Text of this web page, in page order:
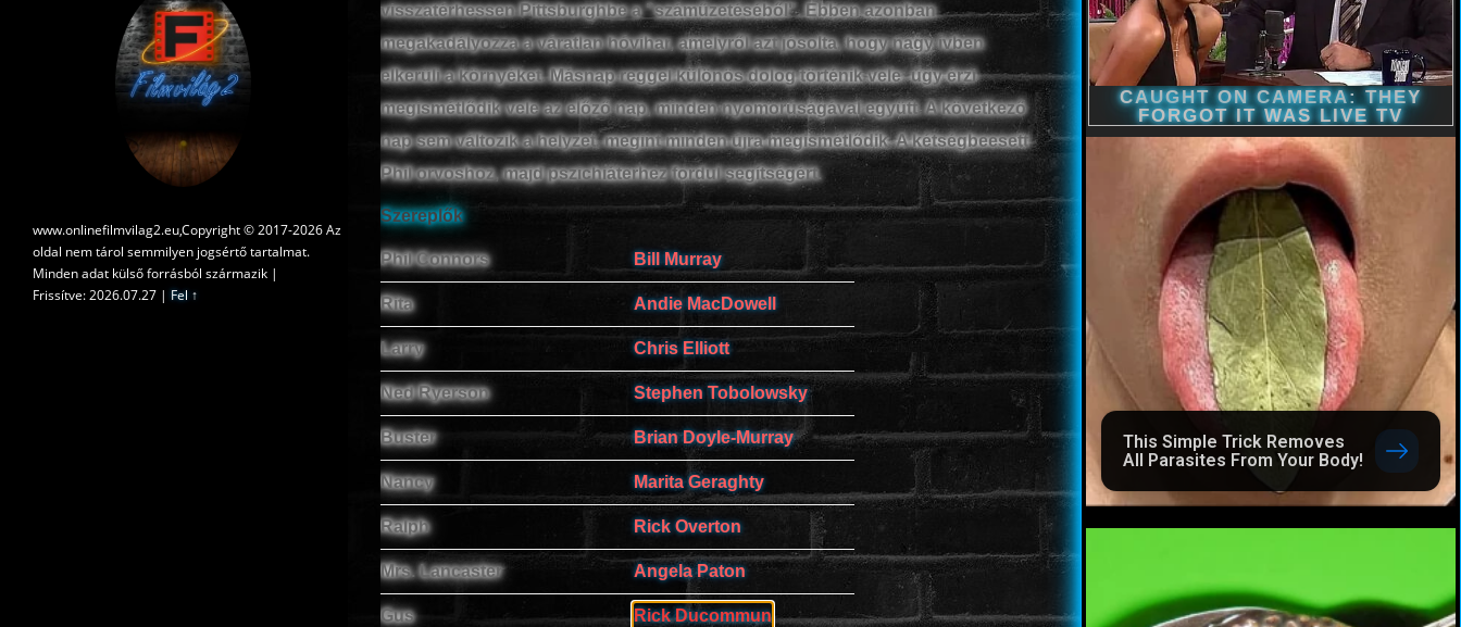
www.onlinefilmvilag2.eu,Copyright © 2017-2026 Az
oldal nem tárol semmilyen jogsértő tartalmat.
Minden adat külső forrásból származik |
Frissítve: 2026.07.27 | Fel ↑
visszatérhessen Pittsburghbe a "száműzetéséből". Ebben azonban
megakadályozza a váratlan hóvihar, amelyről azt jósolta, hogy nagy ívben
elkerüli a környéket. Másnap reggel különös dolog történik vele: úgy érzi
megismétlődik vele az előző nap, minden nyomorúságával együtt. A következő
nap sem változik a helyzet, megint minden újra megismétlődik. A kétségbeesett
Phil orvoshoz, majd pszichiáterhez fordul segítségért.
Szereplők
Phil Connors Bill Murray
Rita Andie MacDowell
Larry Chris Elliott
Ned Ryerson Stephen Tobolowsky
Buster Brian Doyle-Murray
Nancy Marita Geraghty
Ralph Rick Overton
Mrs. Lancaster Angela Paton
Gus Rick Ducommun
This Simple Trick Removes
All Parasites From Your Body!